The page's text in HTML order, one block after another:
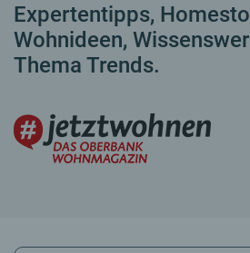
Expertentipps,
Wohnideen,
Thema Trends.